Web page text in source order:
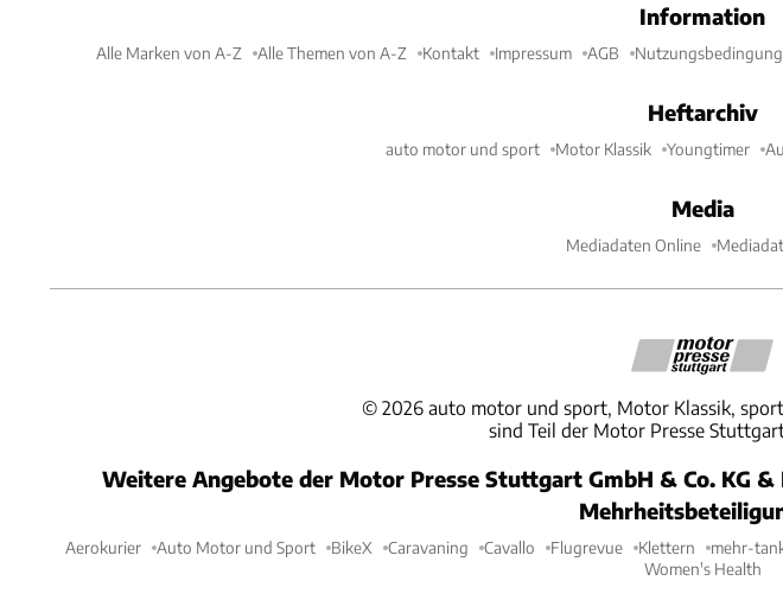
Information
Alle Marken von A-Z Alle Themen von A-Z Kontakt Impressum AGB
Heftarchiv
auto motor und sport Motor Klassik Youngtimer
Media
Mediadaten Online
© 2026 auto motor und sport, Motor Klassik,
sind Teil der Motor Presse
Weitere Angebote der Motor Presse Stuttgart GmbH & Co. KG
Aerokurier Auto Motor und Sport BikeX Caravaning Cavallo Flugrevue Klettern mehr-
Women's Health